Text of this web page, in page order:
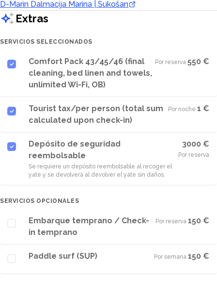
D-Marin Dalmacija Marina | Sukošan
Extras
SERVICIOS SELECCIONADOS
Comfort Pack 43/45/46 (final
cleaning, bed linen and towels,
unlimited Wi-Fi, OB)
Por reserva·550 €
Tourist tax/per person (total sum
calculated upon check-in)
Por noche·1 €
Depósito de seguridad
reembolsable
Se requiere un depósito reembolsable al recoger el
yate y se devolverá al devolver el yate sin daños.
3000 €
Por reserva
SERVICIOS OPCIONALES
Embarque temprano / Check-
in temprano
Por reserva·150 €
Paddle surf (SUP) Por semana·150 €